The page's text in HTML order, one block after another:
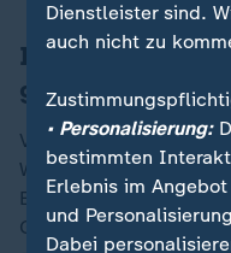
Italien hatte
gestoppt
Vor dem Beschluss
Wochen hinweg ein
Eine erste Erlaubnis
Gericht wegen
Dienstleister sind.
auch nicht zu
• Personalisierung:
bestimmten
Erlebnis im
und
Dabei